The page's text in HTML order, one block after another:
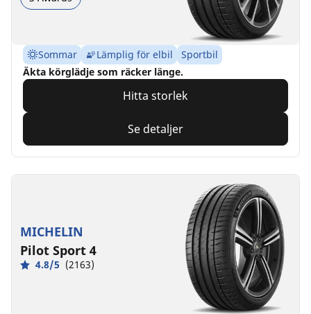
Sommar Lämplig för elbil
Sportbil
Äkta körglädje som räcker länge.
Hitta storlek
Se detaljer
MICHELIN
Pilot Sport 4
4.8/5 (2163)